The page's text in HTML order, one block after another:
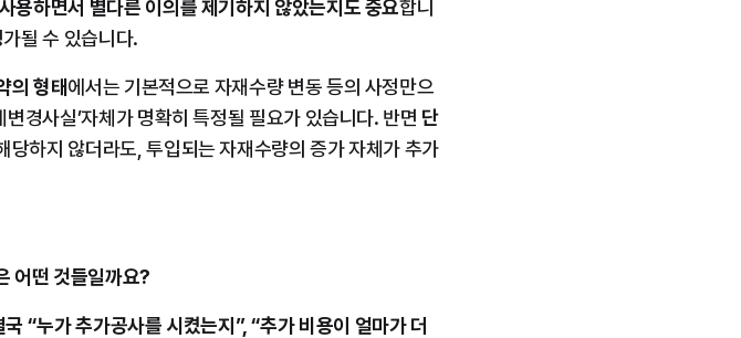
용하면서 별다른 이의를 제기하지 않았는지도 중요합니
될 수 있습니다.
의 형태에서는 기본적으로 자재수량 변동 등의 사정만으
경사실’자체가 명확히 특정될 필요가 있습니다. 반면 단
당하지 않더라도, 투입되는 자재수량의 증가 자체가 추가
어떤 것들일까요?
국 “누가 추가공사를 시켰는지”, “추가 비용이 얼마가 더